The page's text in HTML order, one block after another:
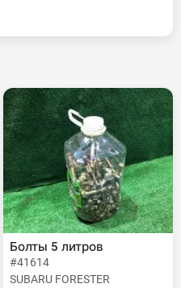
Болты 5 литров
#41614
SUBARU FORESTER